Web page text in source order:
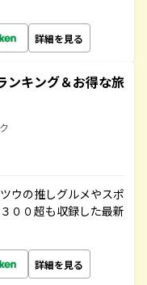
詳細を見る
キング＆お得な旅
ウの推しグルメやスポ
００超も収録した最新
詳細を見る